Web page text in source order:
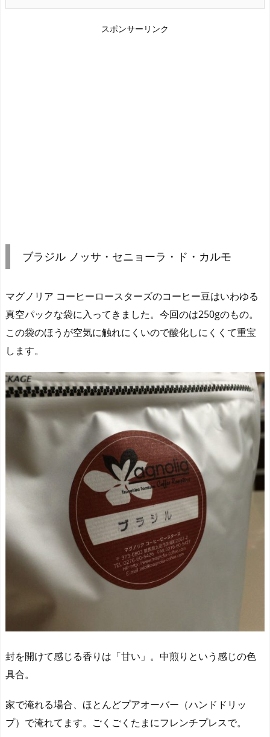
スポンサーリンク
ブラジル ノッサ・セニョーラ・ド・カルモ
マグノリア コーヒーロースターズのコーヒー豆はいわゆる
真空パックな袋に入ってきました。今回のは250gのもの。
この袋のほうが空気に触れにくいので酸化しにくくて重宝
します。
封を開けて感じる香りは「甘い」。中煎りという感じの色
具合。
家で淹れる場合、ほとんどプアオーバー（ハンドドリッ
プ）で淹れてます。ごくごくたまにフレンチプレスで。